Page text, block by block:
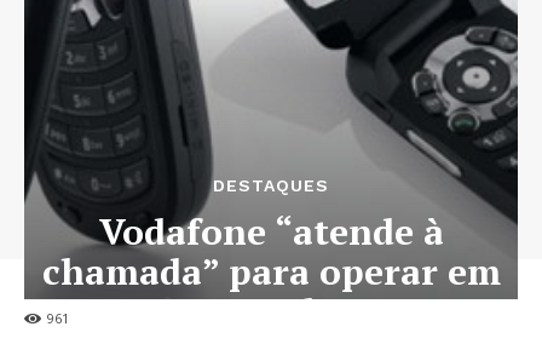
961
DESTAQUES
Vodafone “atende à
chamada” para operar em
Angola